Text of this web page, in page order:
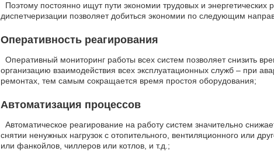
Поэтому постоянно ищут пути экономии трудовых и энергетических
диспетчеризации позволяет добиться экономии по следующим
Оперативность реагирования
Оперативный мониторинг работы всех систем позволяет снизить
организацию взаимодействия всех эксплуатационных служб – при
ремонтах, тем самым сокращается время простоя оборудования;
Автоматизация процессов
Автоматическое реагирование на работу систем значительно
снятии ненужных нагрузок с отопительного, вентиляционного или
или фанкойлов, чиллеров или котлов, и т.д.;